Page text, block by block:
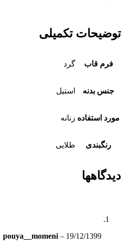
توضیحات تکمیلی
فرم قاب گرد
جنس بدنه استیل
مورد استفاده زنانه
رنگبندی طلایی
دیدگاهها
pouya__momeni – 19/12/1399